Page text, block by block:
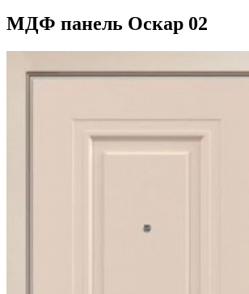
МДФ панель Оскар 02